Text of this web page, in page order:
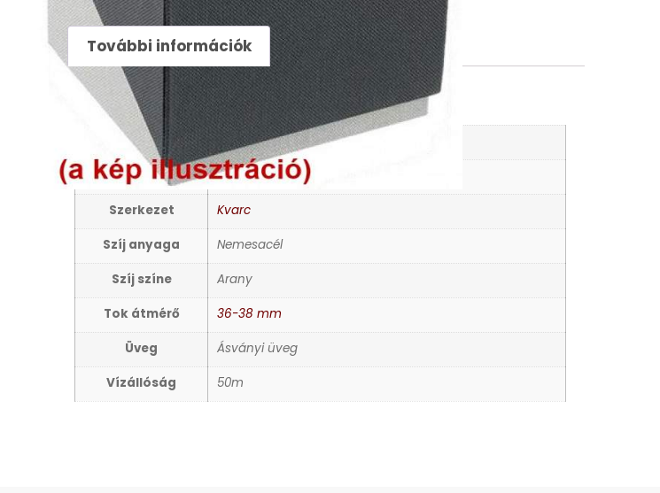
További információk
TOVÁBBI INFORMÁCIÓK
Nem Női karórák
Számlap színe Arany
Szerkezet Kvarc
Szíj anyaga Nemesacél
Szíj színe Arany
Tok átmérő 36-38 mm
Üveg Ásványi üveg
Vízállóság 50m